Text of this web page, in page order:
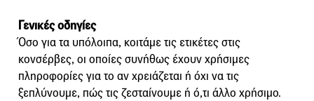
Γενικές οδηγίες
Όσο για τα υπόλοιπα, κοιτάμε τις ετικέτες στις
κονσέρβες, οι οποίες συνήθως έχουν χρήσιμες
πληροφορίες για το αν χρειάζεται ή όχι να τις
ξεπλύνουμε, πώς τις ζεσταίνουμε ή ό,τι άλλο χρήσιμο.